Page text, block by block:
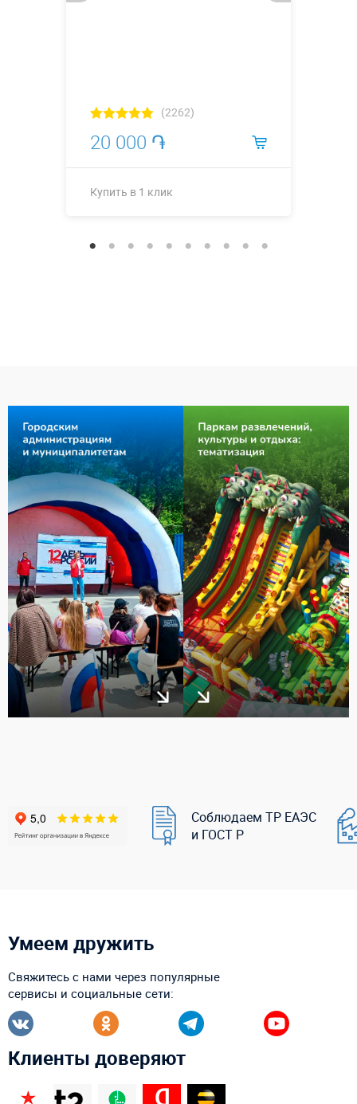
(2262)
20 000 ֏
Купить в 1 клик
Соблюдаем ТР ЕАЭС
и ГОСТ Р
Умеем дружить
Свяжитесь с нами через популярные
сервисы и социальные сети:
Клиенты доверяют